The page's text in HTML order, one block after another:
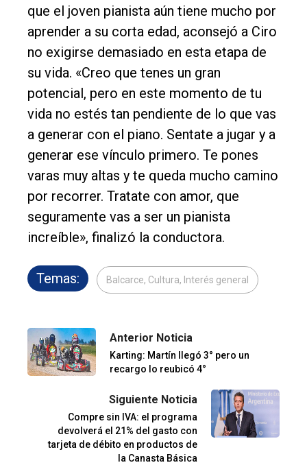
que el joven pianista aún tiene mucho por
aprender a su corta edad, aconsejó a Ciro
no exigirse demasiado en esta etapa de
su vida. «Creo que tenes un gran
potencial, pero en este momento de tu
vida no estés tan pendiente de lo que vas
a generar con el piano. Sentate a jugar y a
generar ese vínculo primero. Te pones
varas muy altas y te queda mucho camino
por recorrer. Tratate con amor, que
seguramente vas a ser un pianista
increíble», finalizó la conductora.
Temas: Balcarce, Cultura, Interés general
Anterior Noticia
Karting: Martín llegó 3° pero un
recargo lo reubicó 4°
Siguiente Noticia
Compre sin IVA: el programa
devolverá el 21% del gasto con
tarjeta de débito en productos de
la Canasta Básica